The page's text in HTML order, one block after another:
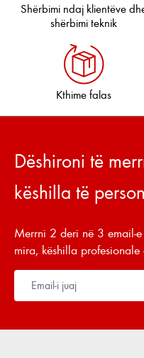
Shërbimi ndaj klientëve
shërbimi teknik
Kthime falas
Dëshironi të
këshilla të
Merrni 2 deri në 3 email-
mira, këshilla profesionale